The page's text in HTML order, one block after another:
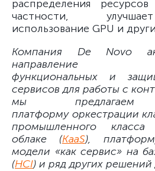
распределения
частности,
использование GPU и
Компания De Novo
направление
функциональных и
сервисов для работы с
мы предлагаем
платформу оркестрации
промышленного
облаке (KaaS),
модели «как сервис» на
(HCI) и ряд других решений